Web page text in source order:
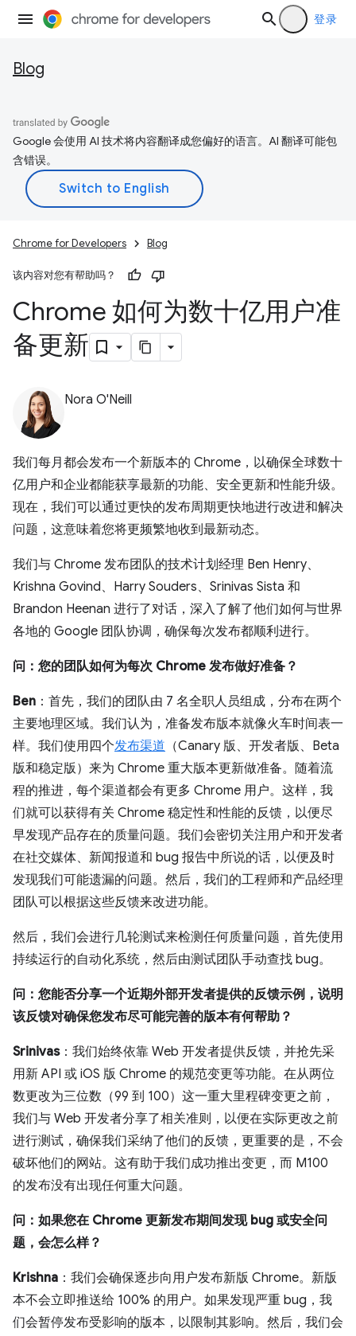
登录
Blog
Google 会使用 AI 技术将内容翻译成您偏好的语言。AI 翻译可能包
含错误。
Chrome for Developers Blog
该内容对您有帮助吗？
Chrome 如何为数十亿用户准
备更新
Nora O'Neill
我们每月都会发布一个新版本的 Chrome，以确保全球数十
亿用户和企业都能获享最新的功能、安全更新和性能升级。
现在，我们可以通过更快的发布周期更快地进行改进和解决
问题，这意味着您将更频繁地收到最新动态。
我们与 Chrome 发布团队的技术计划经理 Ben Henry、
Krishna Govind、Harry Souders、Srinivas Sista 和
Brandon Heenan 进行了对话，深入了解了他们如何与世界
各地的 Google 团队协调，确保每次发布都顺利进行。
问：您的团队如何为每次 Chrome 发布做好准备？
Ben ：首先，我们的团队由 7 名全职人员组成，分布在两个
主要地理区域。我们认为，准备发布版本就像火车时间表一
样。我们使用四个发布渠道 （Canary 版、开发者版、Beta
版和稳定版）来为 Chrome 重大版本更新做准备。随着流
程的推进，每个渠道都会有更多 Chrome 用户。这样，我
们就可以获得有关 Chrome 稳定性和性能的反馈，以便尽
早发现产品存在的质量问题。我们会密切关注用户和开发者
在社交媒体、新闻报道和 bug 报告中所说的话，以便及时
发现我们可能遗漏的问题。然后，我们的工程师和产品经理
团队可以根据这些反馈来改进功能。
然后，我们会进行几轮测试来检测任何质量问题，首先使用
持续运行的自动化系统，然后由测试团队手动查找 bug。
问：您能否分享一个近期外部开发者提供的反馈示例，说明
该反馈对确保您发布尽可能完善的版本有何帮助？
Srinivas：我们始终依靠 Web 开发者提供反馈，并抢先采
用新 API 或 iOS 版 Chrome 的规范变更等功能。在从两位
数更改为三位数（99 到 100）这一重大里程碑变更之前，
我们与 Web 开发者分享了相关准则，以便在实际更改之前
进行测试，确保我们采纳了他们的反馈，更重要的是，不会
破坏他们的网站。这有助于我们成功推出变更，而 M100
的发布没有出现任何重大问题。
问：如果您在 Chrome 更新发布期间发现 bug 或安全问
题，会怎么样？
Krishna ：我们会确保逐步向用户发布新版 Chrome。新版
本不会立即推送给 100% 的用户。如果发现严重 bug，我
们会暂停发布受影响的版本，以限制其影响。然后，我们会